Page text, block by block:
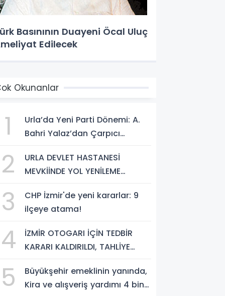
Basınının Duayeni Öcal Uluç
Edilecek
Okunanlar
1
Urla’da Yeni Parti Dönemi: A.
Bahri Yalaz’dan Çarpıcı
2
URLA DEVLET HASTANESİ
MEVKİİNDE YOL YENİLEME
3
CHP İzmir'de yeni kararlar: 9
ilçeye atama!
4
İZMİR OTOGARI İÇİN TEDBİR
KARARI KALDIRILDI, TAHLİYE
5
Büyükşehir emeklinin yanında,
Kira ve alışveriş yardımı 4 bin